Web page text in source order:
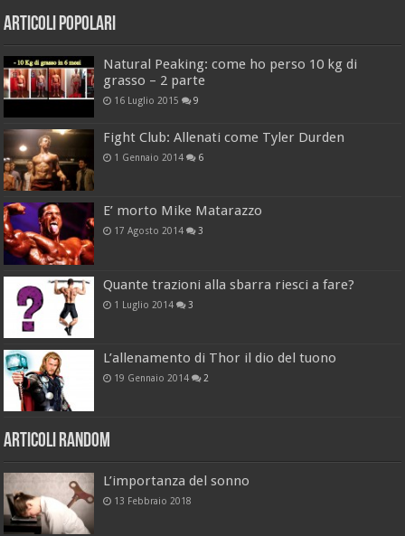
Articoli Popolari
Natural Peaking: come ho perso 10 kg di
grasso – 2 parte
16 Luglio 2015 9
Fight Club: Allenati come Tyler Durden
1 Gennaio 2014 6
E’ morto Mike Matarazzo
17 Agosto 2014 3
Quante trazioni alla sbarra riesci a fare?
1 Luglio 2014 3
L’allenamento di Thor il dio del tuono
19 Gennaio 2014 2
Articoli Random
L’importanza del sonno
13 Febbraio 2018